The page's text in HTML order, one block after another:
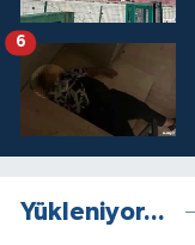
6
Yükleniyor...